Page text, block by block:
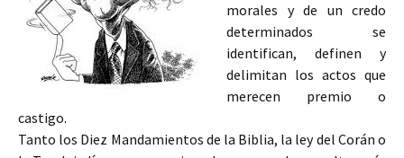
morales y de un credo
determinados se
identifican, definen y
delimitan los actos que
merecen premio o
castigo.
Tanto los Diez Mandamientos de la Biblia, la ley del Corán o